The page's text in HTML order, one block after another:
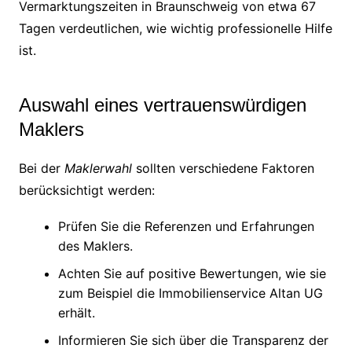
Vermarktungszeiten in Braunschweig von etwa 67
Tagen verdeutlichen, wie wichtig professionelle Hilfe
ist.
Auswahl eines vertrauenswürdigen
Maklers
Bei der Maklerwahlsollten verschiedene Faktoren
berücksichtigt werden:
Prüfen Sie die Referenzen und Erfahrungen
des Maklers.
Achten Sie auf positive Bewertungen, wie sie
zum Beispiel die Immobilienservice Altan UG
erhält.
Informieren Sie sich über die Transparenz der